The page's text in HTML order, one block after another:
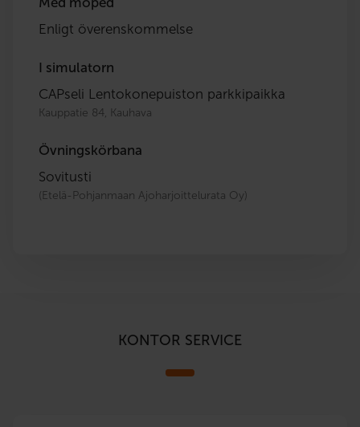
Enligt överenskommelse
I simulatorn
CAPseli Lentokonepuiston parkkipaikka
Kauppatie 84, Kauhava
Övningskörbana
Sovitusti
(Etelä-Pohjanmaan Ajoharjoittelurata Oy)
KONTOR SERVICE